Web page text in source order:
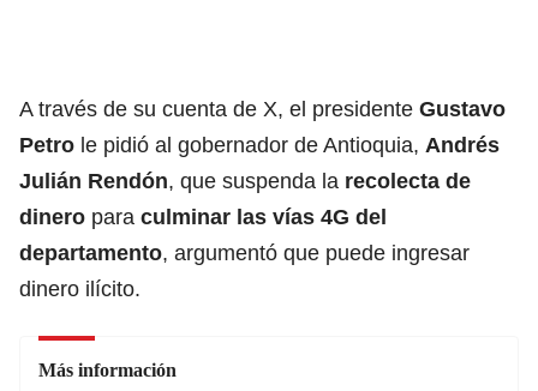
A través de su cuenta de X, el presidente Gustavo
Petro le pidió al gobernador de Antioquia, Andrés
Julián Rendón, que suspenda la recolecta de
dinero para culminar las vías 4G del
departamento, argumentó que puede ingresar
dinero ilícito.
Más información